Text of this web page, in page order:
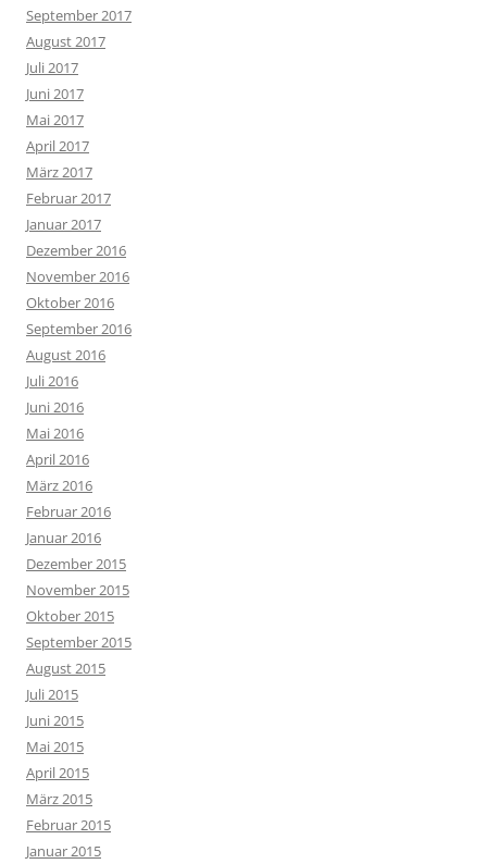
September 2017
August 2017
Juli 2017
Juni 2017
Mai 2017
April 2017
März 2017
Februar 2017
Januar 2017
Dezember 2016
November 2016
Oktober 2016
September 2016
August 2016
Juli 2016
Juni 2016
Mai 2016
April 2016
März 2016
Februar 2016
Januar 2016
Dezember 2015
November 2015
Oktober 2015
September 2015
August 2015
Juli 2015
Juni 2015
Mai 2015
April 2015
März 2015
Februar 2015
Januar 2015